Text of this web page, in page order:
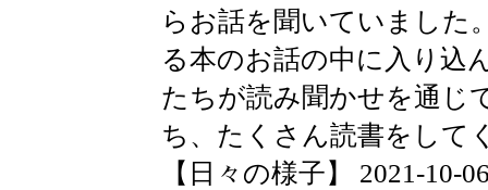
らお話を聞いていました
る本のお話の中に入り込
たちが読み聞かせを通じ
ち、たくさん読書をして
【日々の様子】 2021-10-